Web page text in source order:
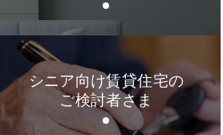
シニア向け賃貸住宅の
ご検討者さま